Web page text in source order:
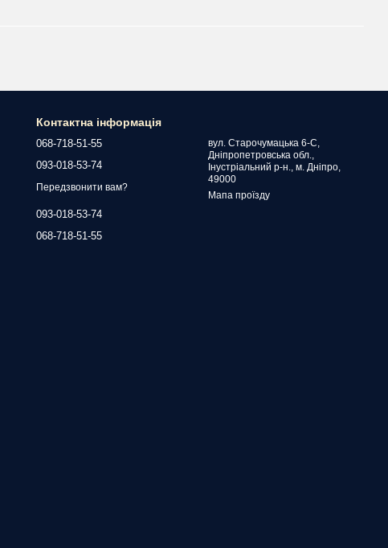
Контактна інформація
068-718-51-55
093-018-53-74
Передзвонити вам?
093-018-53-74
068-718-51-55
вул. Старочумацька 6-С,
Дніпропетровська обл.,
Інустріальний р-н., м. Дніпро,
49000
Мапа проїзду